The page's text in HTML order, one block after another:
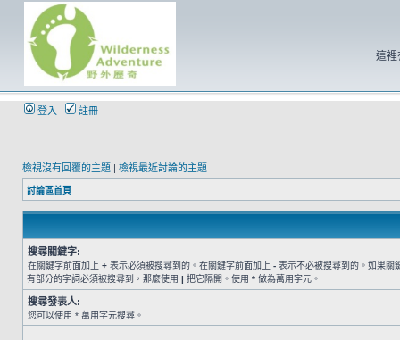
這裡
登入 註冊
檢視沒有回覆的主題 | 檢視最近討論的主題
討論區首頁
搜尋關鍵字:
在關鍵字前面加上 + 表示必須被搜尋到的。在關鍵字前面加上 - 表示不必被搜尋到的。如果關
有部分的字詞必須被搜尋到，那麼使用 | 把它隔開。使用 * 做為萬用字元。
搜尋發表人:
您可以使用 * 萬用字元搜尋。